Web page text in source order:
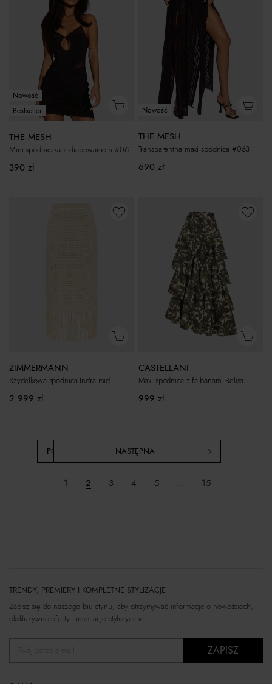
Nowość
Bestseller
THE MESH
Mini spódniczka z drapowaniem #061
390 zł
Nowość
THE MESH
Transparentna maxi spódnica #063
690 zł
ZIMMERMANN
Szydełkowa spódnica Indra midi
2 999 zł
CASTELLANI
Maxi spódnica z falbanami Belisa
999 zł
POPRZEDNIA
1 2 3 4 5 ... 15
NASTĘPNA
TRENDY, PREMIERY I KOMPLETNE STYLIZACJE
Zapisz się do naszego biuletynu, aby otrzymywać informacje o nowościach,
ekskluzywne oferty i inspiracje stylistyczne.
ZAPISZ